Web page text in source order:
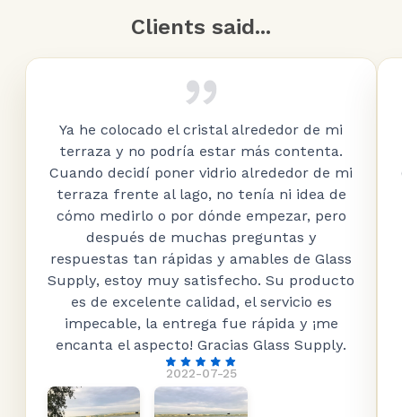
Clients said...
2022-07-25
Ya he colocado el cristal alrededor de mi
terraza y no podría estar más contenta.
Cuando decidí poner vidrio alrededor de mi
terraza frente al lago, no tenía ni idea de
cómo medirlo o por dónde empezar, pero
después de muchas preguntas y
respuestas tan rápidas y amables de Glass
Supply, estoy muy satisfecho. Su producto
es de excelente calidad, el servicio es
impecable, la entrega fue rápida y ¡me
encanta el aspecto! Gracias Glass Supply.